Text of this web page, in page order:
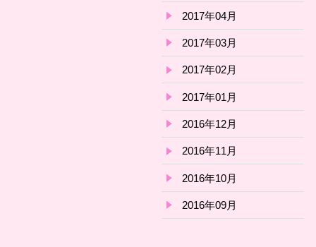
2017年04月
2017年03月
2017年02月
2017年01月
2016年12月
2016年11月
2016年10月
2016年09月